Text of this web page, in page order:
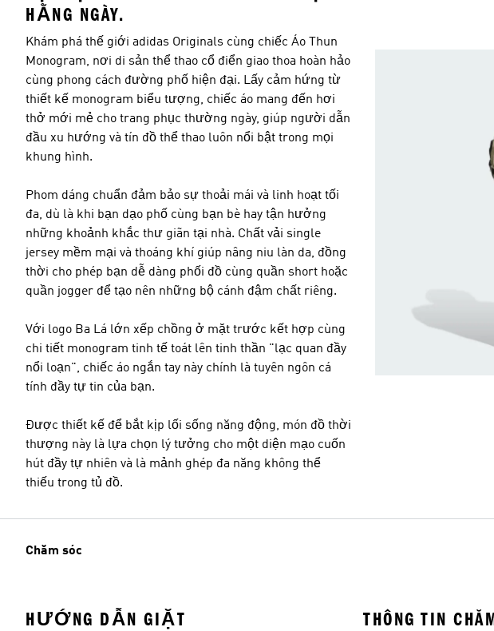
HẰNG NGÀY.
Khám phá thế giới adidas Originals cùng chiếc Áo Thun
Monogram, nơi di sản thể thao cổ điển giao thoa hoàn hảo
cùng phong cách đường phố hiện đại. Lấy cảm hứng từ
thiết kế monogram biểu tượng, chiếc áo mang đến hơi
thở mới mẻ cho trang phục thường ngày, giúp người dẫn
đầu xu hướng và tín đồ thể thao luôn nổi bật trong mọi
khung hình.
Phom dáng chuẩn đảm bảo sự thoải mái và linh hoạt tối
đa, dù là khi bạn dạo phố cùng bạn bè hay tận hưởng
những khoảnh khắc thư giãn tại nhà. Chất vải single
jersey mềm mại và thoáng khí giúp nâng niu làn da, đồng
thời cho phép bạn dễ dàng phối đồ cùng quần short hoặc
quần jogger để tạo nên những bộ cánh đậm chất riêng.
Với logo Ba Lá lớn xếp chồng ở mặt trước kết hợp cùng
chi tiết monogram tinh tế toát lên tinh thần "lạc quan đầy
nổi loạn", chiếc áo ngắn tay này chính là tuyên ngôn cá
tính đầy tự tin của bạn.
Được thiết kế để bắt kịp lối sống năng động, món đồ thời
thượng này là lựa chọn lý tưởng cho một diện mạo cuốn
hút đầy tự nhiên và là mảnh ghép đa năng không thể
thiếu trong tủ đồ.
Chăm sóc
HƯỚNG DẪN GIẶT THÔNG TIN